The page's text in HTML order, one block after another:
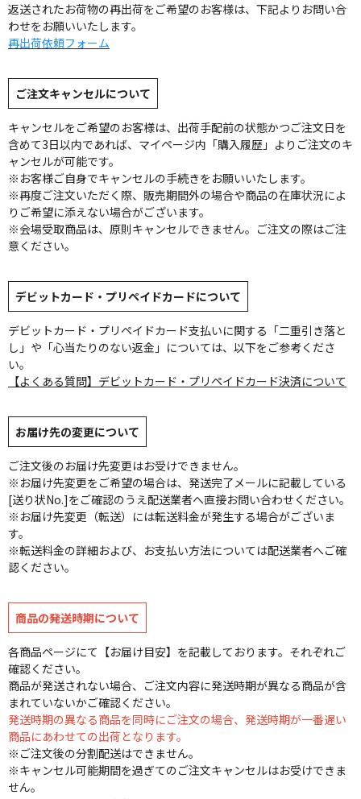
返送されたお荷物の再出荷をご希望のお客様は、下記よりお問い合
わせをお願いいたします。
再出荷依頼フォーム
ご注文キャンセルについて
キャンセルをご希望のお客様は、出荷手配前の状態かつご注文日を
含めて3日以内であれば、マイページ内「購入履歴」よりご注文のキ
ャンセルが可能です。
※お客様ご自身でキャンセルの手続きをお願いいたします。
※再度ご注文いただく際、販売期間外の場合や商品の在庫状況によ
りご希望に添えない場合がございます。
※会場受取商品は、原則キャンセルできません。ご注文の際はご注
意ください。
デビットカード・プリペイドカードについて
デビットカード・プリペイドカード支払いに関する「二重引き落と
し」や「心当たりのない返金」については、以下をご参考くださ
い。
【よくある質問】デビットカード・プリペイドカード決済について
お届け先の変更について
ご注文後のお届け先変更はお受けできません。
※お届け先変更をご希望の場合は、発送完了メールに記載している
[送り状No.]をご確認のうえ配送業者へ直接お問い合わせください。
※お届け先変更（転送）には転送料金が発生する場合がございま
す。
※転送料金の詳細および、お支払い方法については配送業者へご確
認ください。
商品の発送時期について
各商品ページにて【お届け目安】を記載しております。それぞれご
確認ください。
商品が発送されない場合、ご注文内容に発送時期が異なる商品が含
まれていないかご確認ください。
発送時期の異なる商品を同時にご注文の場合、発送時期が一番遅い
商品にあわせての出荷となります。
※ご注文後の分割配送はできません。
※キャンセル可能期間を過ぎてのご注文キャンセルはお受けできま
せん。